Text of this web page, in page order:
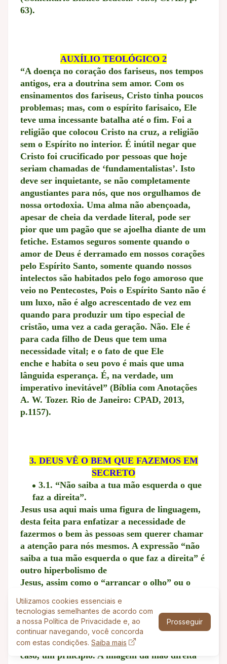
63).
AUXÍLIO TEOLÓGICO 2
“A doença no coração dos fariseus, nos tempos
antigos, era a doutrina sem amor. Com os
ensinamentos dos fariseus, Cristo tinha poucos
problemas; mas, com o espírito farisaico, Ele
teve uma incessante batalha até o fim. Foi a
religião que colocou Cristo na cruz, a religião
sem o Espírito no interior. É inútil negar que
Cristo foi crucificado por pessoas que hoje
seriam chamadas de ‘fundamentalistas’. Isto
deve ser inquietante, se não completamente
angustiantes para nós, que nos orgulhamos de
nossa ortodoxia. Uma alma não abençoada,
apesar de cheia da verdade literal, pode ser
pior que um pagão que se ajoelha diante de um
fetiche. Estamos seguros somente quando o
amor de Deus é derramado em nossos corações
pelo Espírito Santo, somente quando nossos
intelectos são habitados pelo fogo amoroso que
veio no Pentecostes, Pois o Espírito Santo não é
um luxo, não é algo acrescentado de vez em
quando para produzir um tipo especial de
cristão, uma vez a cada geração. Não. Ele é
para cada filho de Deus que tem uma
necessidade vital; e o fato de que Ele
enche e habita o seu povo é mais que uma
lânguida esperança. É, na verdade, um
imperativo inevitável” (Bíblia com Anotações
A. W. Tozer. Rio de Janeiro: CPAD, 2013,
p.1157).
3. DEUS VÊ O BEM QUE FAZEMOS EM
SECRETO
3.1. “Não saiba a tua mão esquerda o que
faz a direita”.
Jesus usa aqui mais uma figura de linguagem,
desta feita para enfatizar a necessidade de
fazermos o bem às pessoas sem querer chamar
a atenção para nós mesmos. A expressão “não
saiba a tua mão esquerda o que faz a direita” é
outro hiperbolismo de
Jesus, assim como o “arrancar o olho” ou o
em Mateus 5.29,30, os quais comentamos na
Lição 5 desta revista. Hiperbolismo é uma
expressão ou imagem exagerada para enfatizar
alguma coisa; no
caso, um princípio. A imagem da mão direita
Utilizamos cookies essenciais e
tecnologias semelhantes de acordo com
a nossa Política de Privacidade e, ao
continuar navegando, você concorda
com estas condições. Saiba mais
Prosseguir